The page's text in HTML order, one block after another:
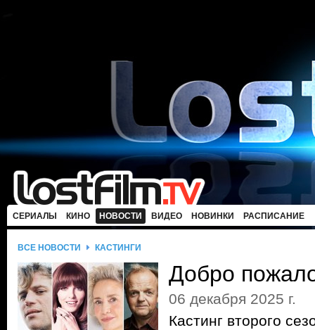
СЕРИАЛЫ КИНО НОВОСТИ ВИДЕО НОВИНКИ РАСПИСАНИЕ
ВСЕ НОВОСТИ КАСТИНГИ
Добро
06 декабря 2025 г.
Кастинг второго